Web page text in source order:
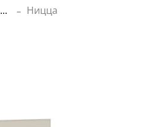
... Ницца